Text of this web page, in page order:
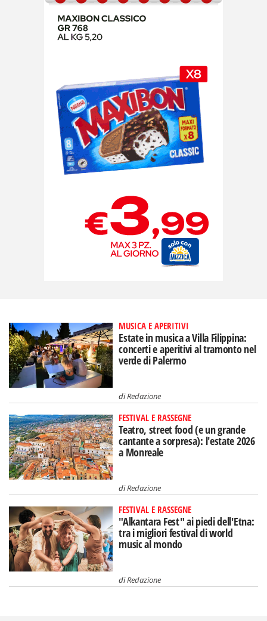
MUSICA E APERITIVI
Estate in musica a Villa Filippina:
concerti e aperitivi al tramonto nel
verde di Palermo
diRedazione
FESTIVAL E RASSEGNE
Teatro, street food (e un grande
cantante a sorpresa): l'estate 2026
a Monreale
diRedazione
FESTIVAL E RASSEGNE
"Alkantara Fest" ai piedi dell'Etna:
tra i migliori festival di world
music al mondo
diRedazione